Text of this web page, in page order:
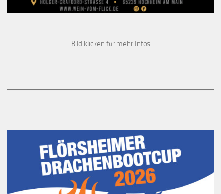
Bild klicken für mehr Infos